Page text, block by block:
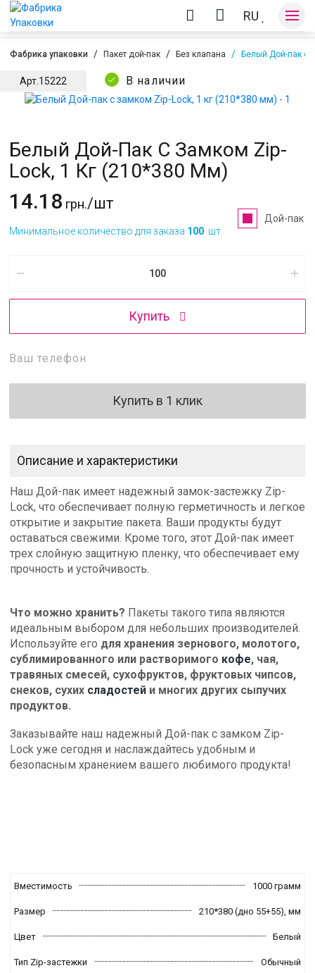
RU
Оплата и доставка
Контакты
Фабрика упаковки Пакет дой-пак Без клапана Белый Дой-пак с
Арт. 15222 В наличии
Белый Дой-Пак С Замком Zip-
Lock, 1 Кг (210*380 Мм)
14.18 грн./шт
Минимальное количество для заказа 100 шт
Дой-пак
Купить
Купить в 1 клик
Описание и характеристики
Наш Дой-пак имеет надежный замок-застежку Zip-
Lock, что обеспечивает полную герметичность и легкое
открытие и закрытие пакета. Ваши продукты будут
оставаться свежими. Кроме того, этот Дой-пак имеет
трех слойную защитную пленку, что обеспечивает ему
прочность и устойчивость.
Что можно хранить? Пакеты такого типа являются
идеальным выбором для небольших производителей.
Используйте его для хранения зернового, молотого,
сублимированного или растворимого кофе, чая,
травяных смесей, сухофруктов, фруктовых чипсов,
снеков, сухих сладостей и многих других сыпучих
продуктов.
Заказывайте наш надежный Дой-пак с замком Zip-
Lock уже сегодня и наслаждайтесь удобным и
безопасным хранением вашего любимого продукта!
Вместимость 1000 грамм
Размер 210*380 (дно 55+55), мм
Цвет Белый
Тип Zip-застежки Обычный